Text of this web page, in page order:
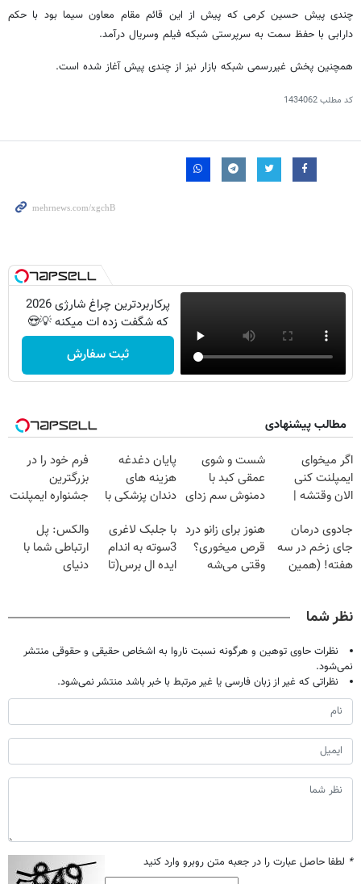
چندی پیش حسین کرمی که پیش از این قائم مقام معاون سیما بود با حکم
دارابی با حفظ سمت به سرپرستی شبکه فیلم وسریال درآمد.
همچنین پخش غیررسمی شبکه بازار نیز از چندی پیش آغاز شده است.
کد مطلب1434062
پرکاربردترین چراغ شارژی 2026
که شگفت زده ات میکنه 💡😍
ثبت سفارش
مطالب پیشنهادی
اگر میخوای
ایمپلنت کنی
الان وقتشه |
میلیون تومان!!!
شست و شوی
عمقی کبد با
دمنوش سم زدای
پایان دغدغه
هزینه های
دندان پزشکی با
خانگی
فرم خود را در
بزرگترین
جشنواره ایمپلنت
فقط ۲۵ میلیون
جادوی درمان
جای زخم در سه
هفته! (همین
هنوز برای زانو درد
قرص میخوری؟
وقتی می‌شه
با جلبک لاغری
3سوته به اندام
ایده ال برس(تا
والکس: پل
ارتباطی شما با
دنیای
نظر شما
نظرات حاوی توهین و هرگونه نسبت ناروا به اشخاص حقیقی و حقوقی منتشر
نمی‌شود.
نظراتی که غیر از زبان فارسی یا غیر مرتبط با خبر باشد منتشر نمی‌شود.
* لطفا حاصل عبارت را در جعبه متن روبرو وارد کنید